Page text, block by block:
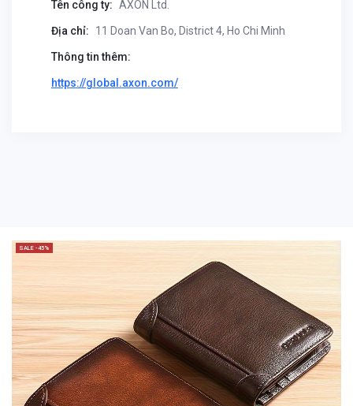
Tên công ty: AXON Ltd.
Địa chỉ: 11 Doan Van Bo, District 4, Ho Chi Minh
Thông tin thêm:
https://global.axon.com/
SALE -45%